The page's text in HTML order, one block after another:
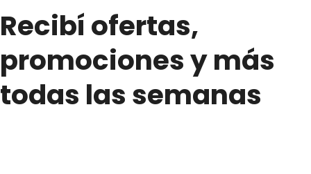
Recibí ofertas,
promociones y más
todas las semanas